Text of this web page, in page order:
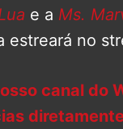
e a Ms.
estreará no
canal do